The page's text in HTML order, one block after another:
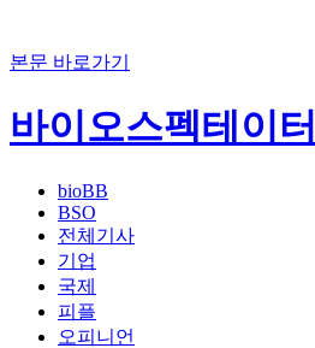
본문 바로가기
바이오스펙테이터
bioBB
BSO
전체기사
기업
국제
피플
오피니언